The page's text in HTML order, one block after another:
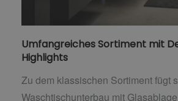
Umfangreiches Sortiment mit
Highlights
Zu dem klassischen Sortiment fügt
Waschtischunterbau mit